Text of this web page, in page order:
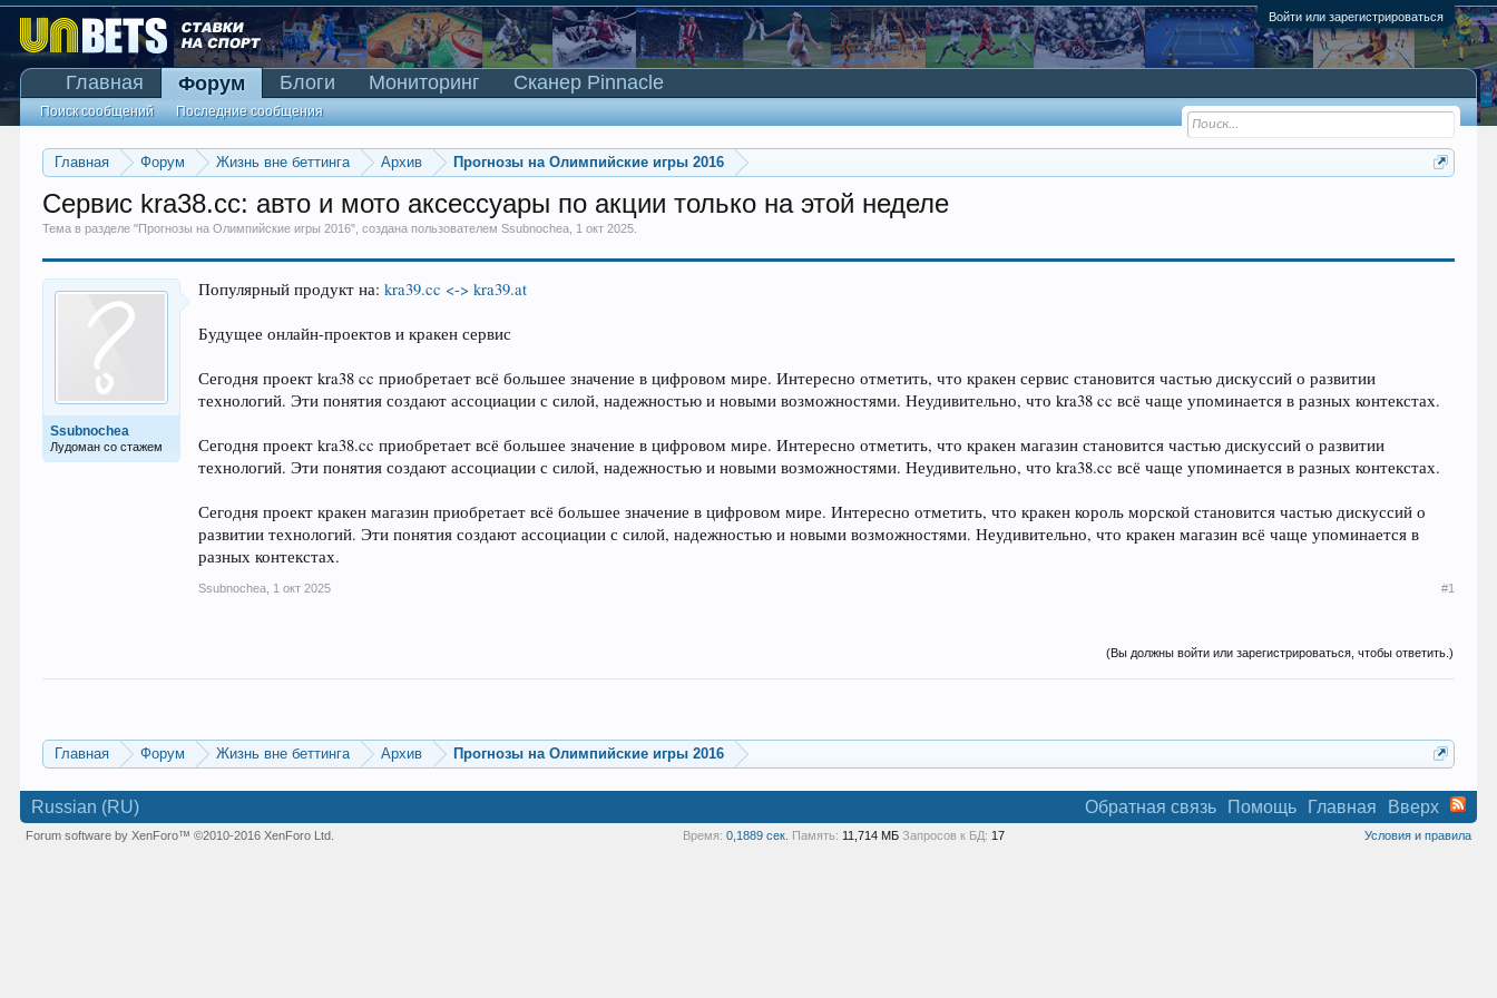
Войти или зарегистрироваться
Главная Форум Жизнь вне беттинга Архив Прогнозы на Олимпийские игры 2016
Сервис kra38.cc: авто и мото аксессуары по акции только на этой неделе
Тема в разделе "Прогнозы на Олимпийские игры 2016", создана пользователемSsubnochea 1 окт 2025
Ssubnochea
Лудоман со стажем
Популярный продукт на:kra39.cc <-> kra39.at
Будущее онлайн-проектов и кракен сервис
Сегодня проект kra38 cc приобретает всё большее значение в цифровом мире. Интересно отметить, что кракен сервис становится частью дискуссий о развитии
технологий. Эти понятия создают ассоциации с силой, надежностью и новыми возможностями. Неудивительно, что kra38 cc всё чаще упоминается в разных контекстах.
Сегодня проект kra38.cc приобретает всё большее значение в цифровом мире. Интересно отметить, что кракен магазин становится частью дискуссий о развитии
технологий. Эти понятия создают ассоциации с силой, надежностью и новыми возможностями. Неудивительно, что kra38.cc всё чаще упоминается в разных контекстах.
Сегодня проект кракен магазин приобретает всё большее значение в цифровом мире. Интересно отметить, что кракен король морской становится частью дискуссий о
развитии технологий. Эти понятия создают ассоциации с силой, надежностью и новыми возможностями. Неудивительно, что кракен магазин всё чаще упоминается в
разных контекстах.
Ssubnochea 1 окт 2025 #1
(Вы должны войти или зарегистрироваться, чтобы ответить.)
Главная Форум Жизнь вне беттинга Архив Прогнозы на Олимпийские игры 2016
Главная Форум
Поиск сообщений Последние сообщения
Блоги Мониторинг Сканер Pinnacle
Russian (RU) Обратная связь Помощь Главная Вверх
Условия и правила
Forum software by XenForo™©2010-2016 XenForo Ltd. Время: 0,1889 сек. Память: 11,714 МБ Запросов к БД: 17